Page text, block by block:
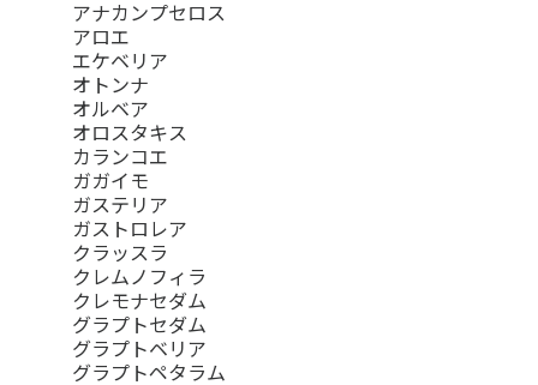
アナカンプセロス
アロエ
エケベリア
オトンナ
オルベア
オロスタキス
カランコエ
ガガイモ
ガステリア
ガストロレア
クラッスラ
クレムノフィラ
クレモナセダム
グラプトセダム
グラプトベリア
グラプトペタラム